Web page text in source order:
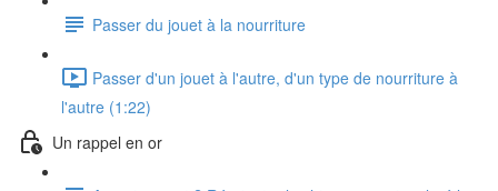
Passer du jouet à la nourriture
Passer d'un jouet à l'autre, d'un type de nourriture à
l'autre (1:22)
Un rappel en or